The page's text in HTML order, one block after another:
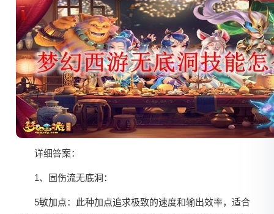
详细答案：
1、固伤流无底洞：
5敏加点：此种加点追求极致的速度和输出效率，适合